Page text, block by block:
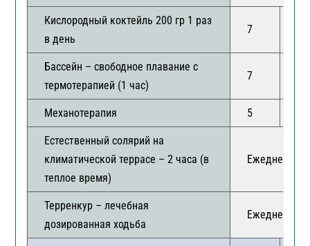
Кислородный коктейль 200 гр 1 раз
в день
7
Бассейн – свободное плавание с
термотерапией (1 час)
7
Механотерапия 5
Естественный солярий на
климатической террасе – 2 часа (в
теплое время)
Ежедневно
Терренкур – лечебная
дозированная ходьба
Ежедневно